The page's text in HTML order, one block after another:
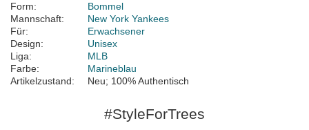
Form:
Bommel
Mannschaft:
New York Yankees
Für:
Erwachsener
Design:
Unisex
Liga:
MLB
Farbe:
Marineblau
Artikelzustand:
Neu; 100% Authentisch
#StyleForTrees